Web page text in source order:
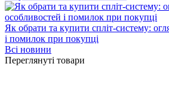
Як обрати та купити спліт-систему:
і помилок при покупці
Всі новини
Переглянуті товари